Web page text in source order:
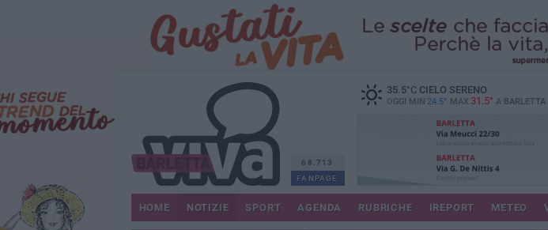
68.713
FANPAGE
35.5°CCIELO SERENO
OGGI MIN 24.5° MAX 31.5° A BARLETTA
HOME NOTIZIE SPORT AGENDA RUBRICHE IREPORT METEO